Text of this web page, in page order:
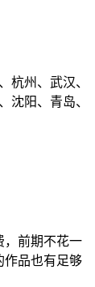
杭州、武汉、
沈阳、青岛、
，前期不花一
作品也有足够